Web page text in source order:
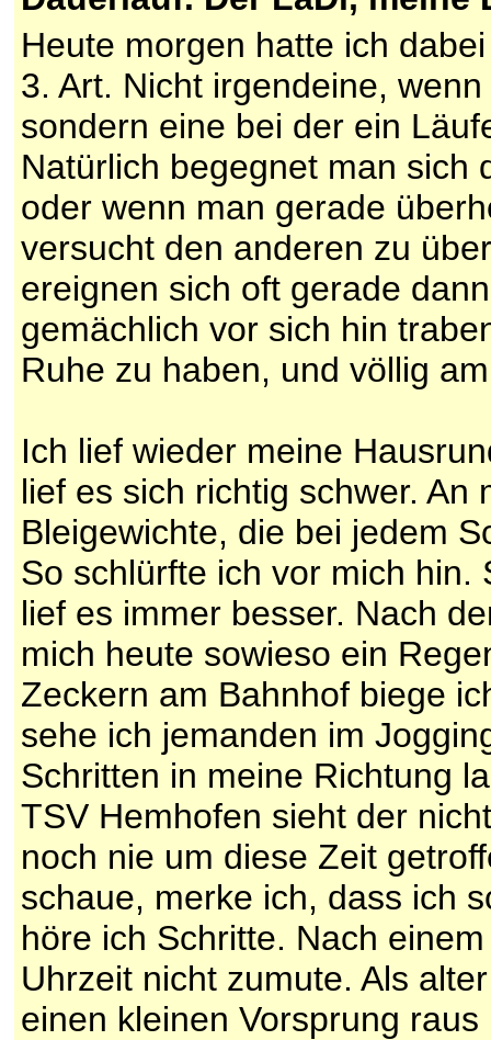
Heute morgen hatte ich
3. Art. Nicht irgendeine,
sondern eine bei der ein
Natürlich begegnet man sich
oder wenn man gerade
versucht den anderen zu
ereignen sich oft gerade
gemächlich vor sich hin
Ruhe zu haben, und völlig
Ich lief wieder meine
lief es sich richtig schwer.
Bleigewichte, die bei jedem
So schlürfte ich vor mich
lief es immer besser. Nach
mich heute sowieso ein
Zeckern am Bahnhof biege
sehe ich jemanden im
Schritten in meine Richtung
TSV Hemhofen sieht der
noch nie um diese Zeit
schaue, merke ich, dass ich
höre ich Schritte. Nach
Uhrzeit nicht zumute. Als
einen kleinen Vorsprung